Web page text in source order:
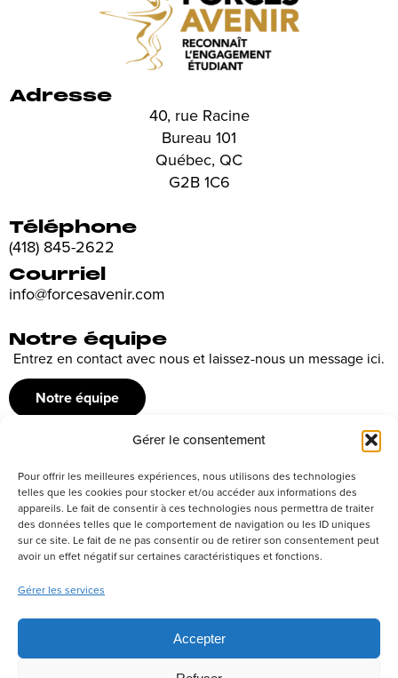
Gérer le consentement
Pour offrir les meilleures expériences, nous utilisons des technologies
telles que les cookies pour stocker et/ou accéder aux informations des
appareils. Le fait de consentir à ces technologies nous permettra de traiter
des données telles que le comportement de navigation ou les ID uniques
sur ce site. Le fait de ne pas consentir ou de retirer son consentement peut
avoir un effet négatif sur certaines caractéristiques et fonctions.
Gérer les services
Accepter
Adresse
40, rue Racine
Bureau 101
Québec, QC
G2B 1C6
Téléphone
(418) 845-2622
Courriel
info@forcesavenir.com
Notre équipe
Entrez en contact avec nous et laissez-nous un message ici.
Notre équipe
Recrutement
Découvrez nos offres d’emploi ou envoyez votre candidature
spontanée
Postuler